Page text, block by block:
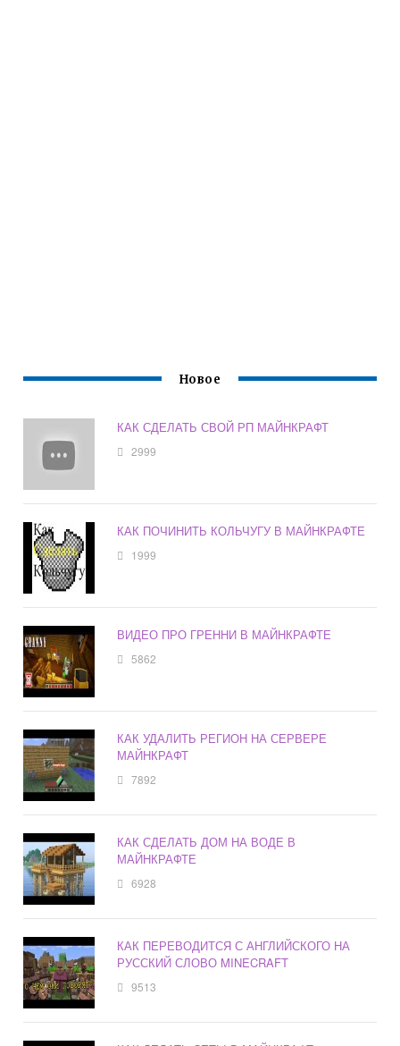
Новое
КАК СДЕЛАТЬ СВОЙ РП МАЙНКРАФТ
2999
КАК ПОЧИНИТЬ КОЛЬЧУГУ В МАЙНКРАФТЕ
1999
ВИДЕО ПРО ГРЕННИ В МАЙНКРАФТЕ
5862
КАК УДАЛИТЬ РЕГИОН НА СЕРВЕРЕ
МАЙНКРАФТ
7892
КАК СДЕЛАТЬ ДОМ НА ВОДЕ В
МАЙНКРАФТЕ
6928
КАК ПЕРЕВОДИТСЯ С АНГЛИЙСКОГО НА
РУССКИЙ СЛОВО MINECRAFT
9513